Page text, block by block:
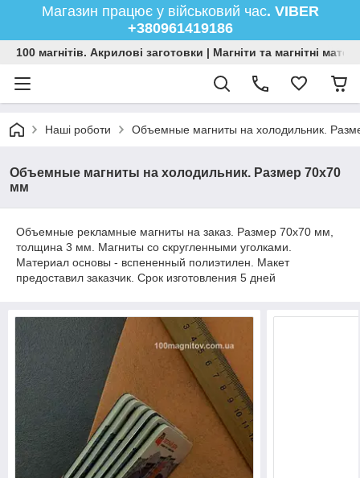
Магазин працює у військовий час. VIBER
+380961419186
100 магнітів. Акрилові заготовки | Магніти та магнітні
Наші роботи Объемные магниты на холодильник.
Объемные магниты на холодильник. Размер 70х70
мм
Объемные рекламные магниты на заказ. Размер 70х70 мм,
толщина 3 мм. Магниты со скругленными уголками.
Материал основы - вспененный полиэтилен. Макет
предоставил заказчик. Срок изготовления 5 дней